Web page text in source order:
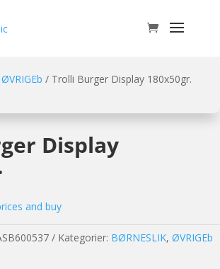
ØVRIGEb / Trolli Burger Display 180x50gr.
Display
and buy
Kategorier: BØRNESLIK, ØVRIGEb